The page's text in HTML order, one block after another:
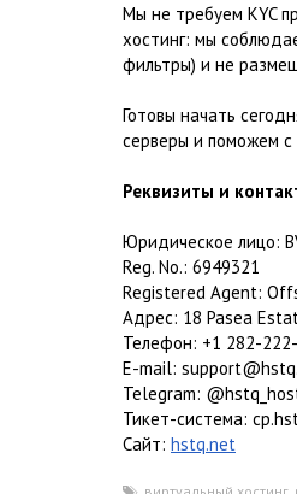
Мы не требуем KYC
хостинг: мы
фильтры) и не
Готовы начать
серверы и поможем
Реквизиты и
Юридическое лицо:
Reg. No.: 6949321
Registered Agent:
Адрес: 18 Pasea
Телефон: +1 282-
E-mail:
Telegram:
Тикет-система:
Сайт: hstq.net
виртуальный хостинг